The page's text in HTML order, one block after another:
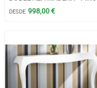
DESDE 998,00 €